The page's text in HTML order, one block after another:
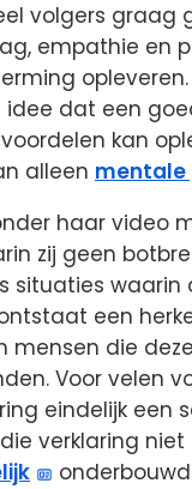
volgers graag
empathie en
idee dat een
kan
alleen mentale
haar video
zij geen
situaties waarin
een
mensen die
Voor velen
eindelijk een
verklaring niet